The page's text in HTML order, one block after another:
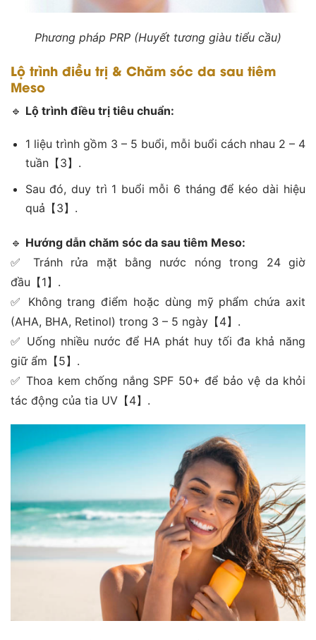
Phương pháp PRP (Huyết tương giàu tiểu cầu)
Lộ trình điều trị & Chăm sóc da sau tiêm
Meso
🔹 Lộ trình điều trị tiêu chuẩn:
1 liệu trình gồm 3 – 5 buổi, mỗi buổi cách nhau 2 – 4
tuần【3】.
Sau đó, duy trì 1 buổi mỗi 6 tháng để kéo dài hiệu
quả【3】.
🔹 Hướng dẫn chăm sóc da sau tiêm Meso:
✅ Tránh rửa mặt bằng nước nóng trong 24 giờ
đầu【1】.
✅ Không trang điểm hoặc dùng mỹ phẩm chứa axit
(AHA, BHA, Retinol) trong 3 – 5 ngày【4】.
✅ Uống nhiều nước để HA phát huy tối đa khả năng
giữ ẩm【5】.
✅ Thoa kem chống nắng SPF 50+ để bảo vệ da khỏi
tác động của tia UV【4】.